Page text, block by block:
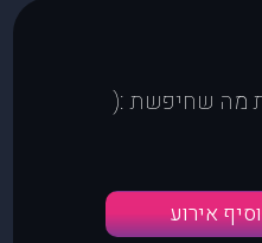
מה שחיפשת :(
אירוע